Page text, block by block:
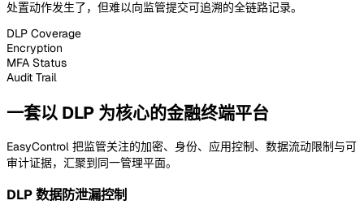
处置动作发生了，但难以向监管提交可追溯的全链路记录。
DLP Coverage
Encryption
MFA Status
Audit Trail
一套以 DLP 为核心的金融终端平台
EasyControl 把监管关注的加密、身份、应用控制、数据流动限制与可
审计证据，汇聚到同一管理平面。
DLP 数据防泄漏控制